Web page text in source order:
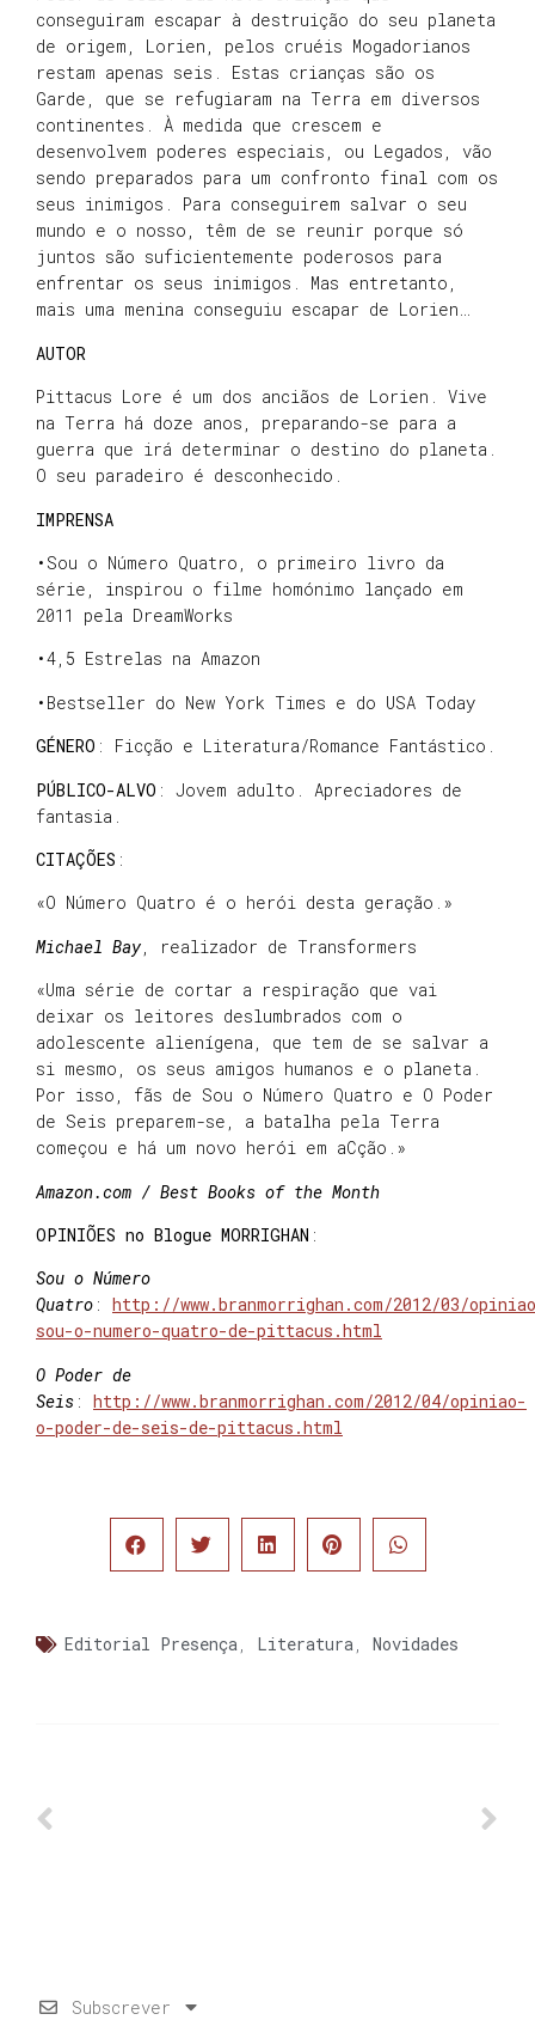
conseguiram escapar à destruição do seu planeta
de origem, Lorien, pelos cruéis Mogadorianos
restam apenas seis. Estas crianças são os
Garde, que se refugiaram na Terra em diversos
continentes. À medida que crescem e
desenvolvem poderes especiais, ou Legados, vão
sendo preparados para um confronto final com os
seus inimigos. Para conseguirem salvar o seu
mundo e o nosso, têm de se reunir porque só
juntos são suficientemente poderosos para
enfrentar os seus inimigos. Mas entretanto,
mais uma menina conseguiu escapar de Lorien…
AUTOR
Pittacus Lore é um dos anciãos de Lorien. Vive
na Terra há doze anos, preparando-se para a
guerra que irá determinar o destino do planeta.
O seu paradeiro é desconhecido.
IMPRENSA
•Sou o Número Quatro, o primeiro livro da
série, inspirou o filme homónimo lançado em
2011 pela DreamWorks
•4,5 Estrelas na Amazon
•Bestseller do New York Times e do USA Today
GÉNERO : Ficção e Literatura/Romance Fantástico.
PÚBLICO-ALVO : Jovem adulto. Apreciadores de
fantasia.
CITAÇÕES :
«O Número Quatro é o herói desta geração.»
Michael Bay , realizador de Transformers
«Uma série de cortar a respiração que vai
deixar os leitores deslumbrados com o
adolescente alienígena, que tem de se salvar a
si mesmo, os seus amigos humanos e o planeta.
Por isso, fãs de Sou o Número Quatro e O Poder
de Seis preparem-se, a batalha pela Terra
começou e há um novo herói em aCção.»
Amazon.com / Best Books of the Month
OPINIÕES no Blogue MORRIGHAN :
Sou o Número
Quatro : http://www.branmorrighan.com/2012/03/
sou-o-numero-quatro-de-pittacus.html
O Poder de
Seis : http://www.branmorrighan.com/2012/04/opiniao-
o-poder-de-seis-de-pittacus.html
Editorial Presença, Literatura, Novidades
Subscrever